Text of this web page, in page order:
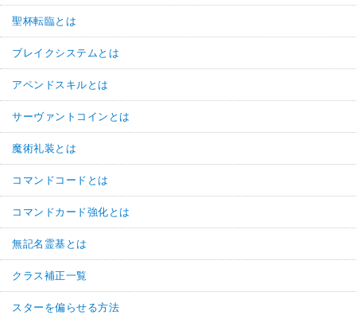
聖杯転臨とは
ブレイクシステムとは
アペンドスキルとは
サーヴァントコインとは
魔術礼装とは
コマンドコードとは
コマンドカード強化とは
無記名霊基とは
クラス補正一覧
スターを偏らせる方法